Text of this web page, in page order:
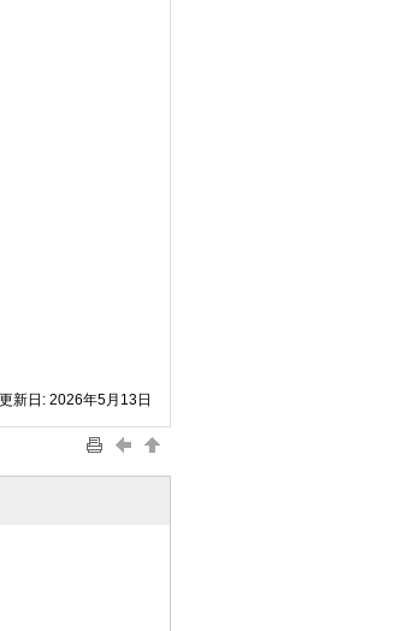
新日: 2026年5月13日